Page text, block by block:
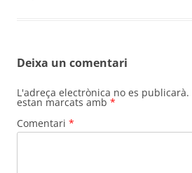
Deixa un comentari
L'adreça electrònica no es publicarà.
estan marcats amb *
Comentari *